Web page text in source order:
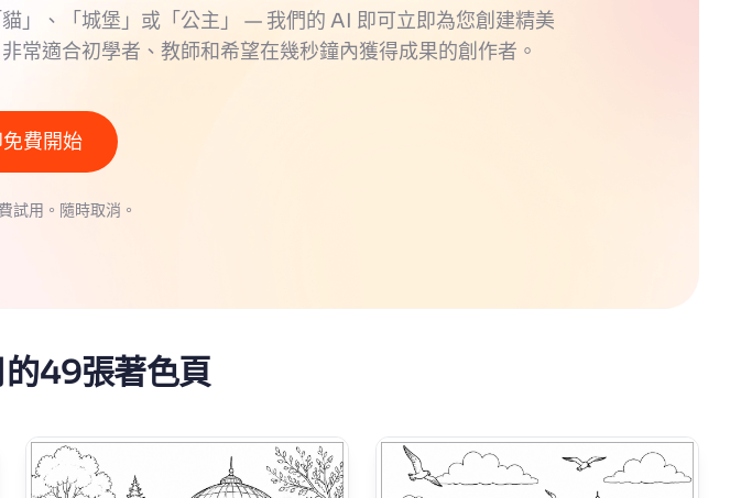
」、「城堡」或「公主」 — 我們的 AI 即可立即為您創建精美
常適合初學者、教師和希望在幾秒鐘內獲得成果的創作者。
費開始
試用。隨時取消。
49張著色頁